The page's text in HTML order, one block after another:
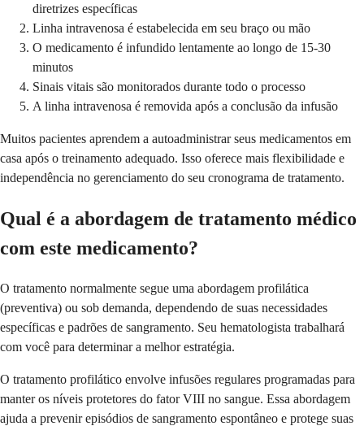
diretrizes específicas
Linha intravenosa é estabelecida em seu braço ou mão
O medicamento é infundido lentamente ao longo de 15-30
minutos
Sinais vitais são monitorados durante todo o processo
A linha intravenosa é removida após a conclusão da infusão
Muitos pacientes aprendem a autoadministrar seus medicamentos em
casa após o treinamento adequado. Isso oferece mais flexibilidade e
independência no gerenciamento do seu cronograma de tratamento.
Qual é a abordagem de tratamento médico
com este medicamento?
O tratamento normalmente segue uma abordagem profilática
(preventiva) ou sob demanda, dependendo de suas necessidades
específicas e padrões de sangramento. Seu hematologista trabalhará
com você para determinar a melhor estratégia.
O tratamento profilático envolve infusões regulares programadas para
manter os níveis protetores do fator VIII no sangue. Essa abordagem
ajuda a prevenir episódios de sangramento espontâneo e protege suas